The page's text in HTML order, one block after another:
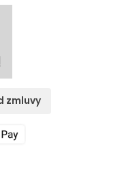
zmluvy